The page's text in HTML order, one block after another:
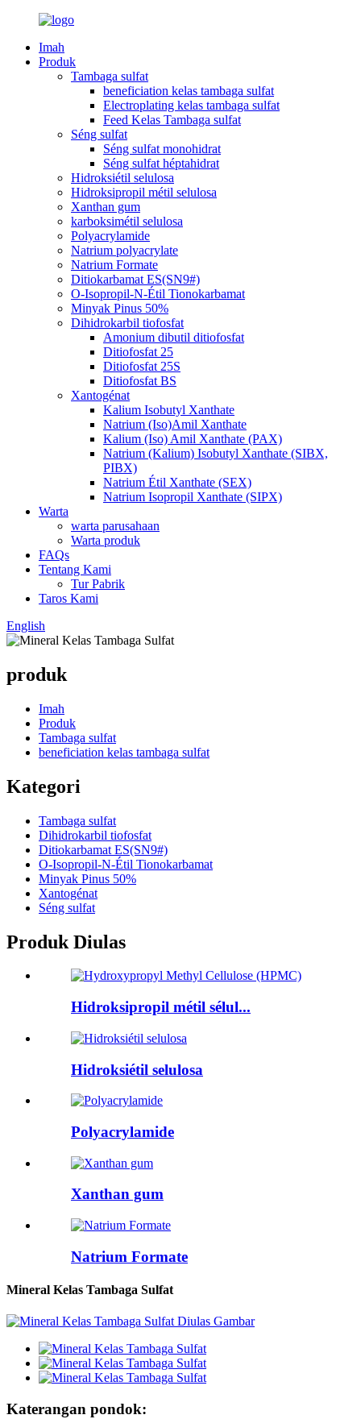
Imah
Produk
Tambaga sulfat
beneficiation kelas tambaga sulfat
Electroplating kelas tambaga sulfat
Feed Kelas Tambaga sulfat
Séng sulfat
Séng sulfat monohidrat
Séng sulfat héptahidrat
Hidroksiétil selulosa
Hidroksipropil métil selulosa
Xanthan gum
karboksimétil selulosa
Polyacrylamide
Natrium polyacrylate
Natrium Formate
Ditiokarbamat ES(SN9#)
O-Isopropil-N-Étil Tionokarbamat
Minyak Pinus 50%
Dihidrokarbil tiofosfat
Amonium dibutil ditiofosfat
Ditiofosfat 25
Ditiofosfat 25S
Ditiofosfat BS
Xantogénat
Kalium Isobutyl Xanthate
Natrium (Iso)Amil Xanthate
Kalium (Iso) Amil Xanthate (PAX)
Natrium (Kalium) Isobutyl Xanthate (SIBX,
PIBX)
Natrium Étil Xanthate (SEX)
Natrium Isopropil Xanthate (SIPX)
Warta
warta parusahaan
Warta produk
FAQs
Tentang Kami
Tur Pabrik
Taros Kami
English
produk
Imah
Produk
Tambaga sulfat
beneficiation kelas tambaga sulfat
Kategori
Tambaga sulfat
Dihidrokarbil tiofosfat
Ditiokarbamat ES(SN9#)
O-Isopropil-N-Étil Tionokarbamat
Minyak Pinus 50%
Xantogénat
Séng sulfat
Produk Diulas
Hidroksipropil métil sélul...
Hidroksiétil selulosa
Polyacrylamide
Xanthan gum
Natrium Formate
Mineral Kelas Tambaga Sulfat
Katerangan pondok: